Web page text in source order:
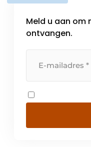
Meld u aan om
ontvangen.